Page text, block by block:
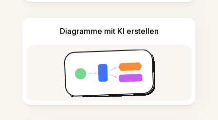
Diagramme mit KI erstellen